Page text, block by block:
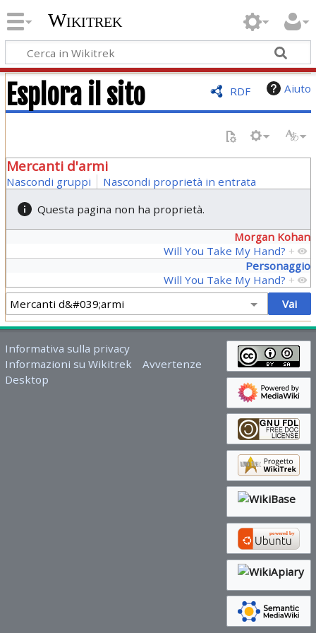
Wikitrek
RDF Aiuto
Esplora il sito
Mercanti d'armi
Nascondi gruppi
Nascondi proprietà in entrata
Questa pagina non ha proprietà.
Morgan Kohan
Will You Take My Hand? +
Personaggio
Will You Take My Hand? +
Informativa sulla privacy
Informazioni su Wikitrek
Avvertenze
Desktop